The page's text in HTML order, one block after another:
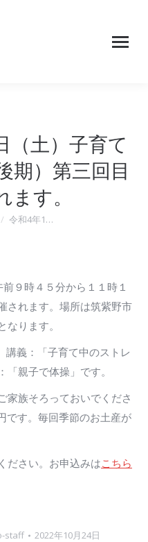
（土）子育て
期）第三回目
ます。
令和4年1…
９時４５分から１１時１
されます。場所は筑紫野市
ります。
義：「子育て中のストレ
親子で体操」です。
族そろっておいでくださ
す。毎回季節のお土産が
ださい。お申込みはこちら
staff 2022年10月24日